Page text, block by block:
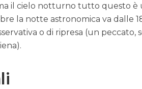
il cielo notturno tutto questo
la notte astronomica va dalle
o di ripresa (un peccato,